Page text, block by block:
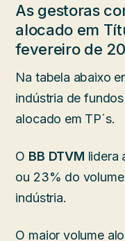
As gestoras
alocado em
fevereiro de
Na tabela abaixo
indústria de
alocado em TP´s.
O BB DTVM lidera
ou 23% do
indústria.
O maior volume